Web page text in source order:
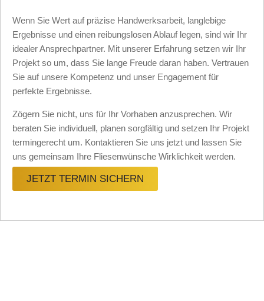
Wenn Sie Wert auf präzise Handwerksarbeit, langlebige
Ergebnisse und einen reibungslosen Ablauf legen, sind wir Ihr
idealer Ansprechpartner. Mit unserer Erfahrung setzen wir Ihr
Projekt so um, dass Sie lange Freude daran haben. Vertrauen
Sie auf unsere Kompetenz und unser Engagement für
perfekte Ergebnisse.
Zögern Sie nicht, uns für Ihr Vorhaben anzusprechen. Wir
beraten Sie individuell, planen sorgfältig und setzen Ihr Projekt
termingerecht um. Kontaktieren Sie uns jetzt und lassen Sie
uns gemeinsam Ihre Fliesenwünsche Wirklichkeit werden.
JETZT TERMIN SICHERN